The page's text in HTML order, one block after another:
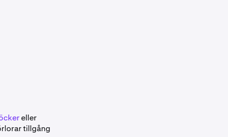
eller
tillgång